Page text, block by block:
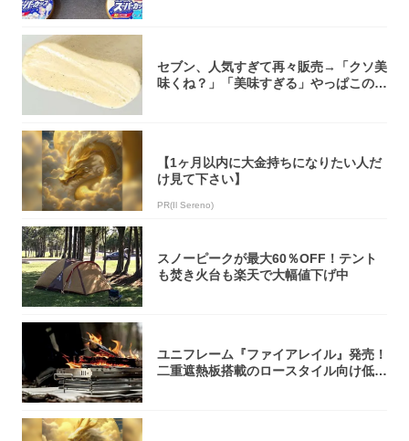
セブン、人気すぎて再々販売→「クソ美
味くね？」「美味すぎる」やっぱこのク
【1ヶ月以内に大金持ちになりたい人だ
け見て下さい】
PR(Il Sereno)
スノーピークが最大60％OFF！テント
も焚き火台も楽天で大幅値下げ中
ユニフレーム『ファイアレイル』発売！
二重遮熱板搭載のロースタイル向け低型